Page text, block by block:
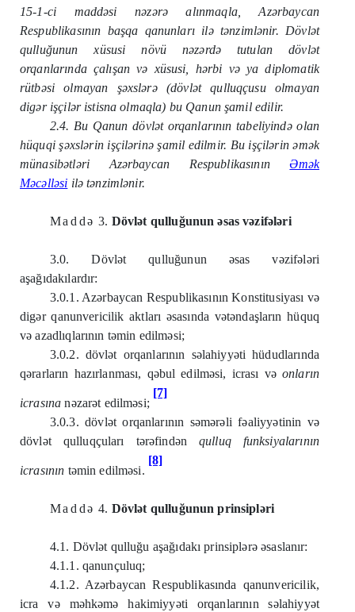
15-1-ci maddəsi nəzərə alınmaqla, Azərbaycan
Respublikasının başqa qanunları ilə tənzimlənir. Dövlət
qulluğunun xüsusi növü nəzərdə tutulan dövlət
orqanlarında çalışan və xüsusi, hərbi və ya diplomatik
rütbəsi olmayan şəxslərə (dövlət qulluqçusu olmayan
digər işçilər istisna olmaqla) bu Qanun şamil edilir.
2.4. Bu Qanun dövlət orqanlarının tabeliyində olan
hüquqi şəxslərin işçilərinə şamil edilmir. Bu işçilərin əmək
münasibətləri Azərbaycan RespublikasınınƏmək
Məcəlləsi ilə tənzimlənir.
Maddə 3. Dövlət qulluğunun əsas vəzifələri
3.0. Dövlət qulluğunun əsas vəzifələri
aşağıdakılardır:
3.0.1. Azərbaycan Respublikasının Konstitusiyası və
digər qanunvericilik aktları əsasında vətəndaşların hüquq
və azadlıqlarının təmin edilməsi;
3.0.2. dövlət orqanlarının səlahiyyəti hüdudlarında
qərarların hazırlanması, qəbul edilməsi, icrası və onların
icrasına nəzarət edilməsi;
[7]
3.0.3. dövlət orqanlarının səmərəli fəaliyyətinin və
dövlət qulluqçuları tərəfindən qulluq funksiyalarının
icrasının təmin edilməsi.
[8]
Maddə 4. Dövlət qulluğunun prinsipləri
4.1. Dövlət qulluğu aşağıdakı prinsiplərə əsaslanır:
4.1.1. qanunçuluq;
4.1.2. Azərbaycan Respublikasında qanunvericilik,
icra və məhkəmə hakimiyyəti orqanlarının səlahiyyət